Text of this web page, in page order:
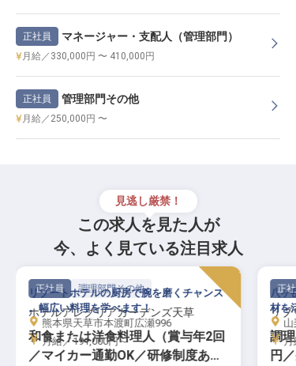
正社員 マネージャー・支配人（管理部門）
月給／330,000円 〜 410,000円
正社員 管理部門その他
月給／250,000円 〜
見逃し厳禁！
この求人を見た人が
今、よく見ている注目求人
正社員 調理部門その他
ホテルアレグリアガーデンズ天草
和食または洋食料理人（賞与年2回
／マイカー通勤OK／研修制度あり
リゾートホテルの厨房で腕を磨くチャンス
。幅広い料理を学べます！
熊本県天草市本渡町広瀬996
月給／191,000円～
正社
リブ
調
円
八ヶ
材を
月